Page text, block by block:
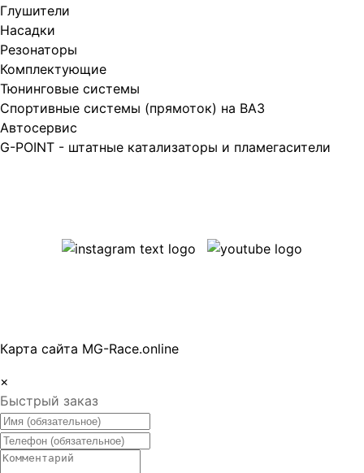
Глушители
Насадки
Резонаторы
Комплектующие
Тюнинговые системы
Спортивные системы (прямоток) на ВАЗ
Автосервис
G-POINT - штатные катализаторы и пламегасители
Карта сайта MG-Race.online
×
Быстрый заказ